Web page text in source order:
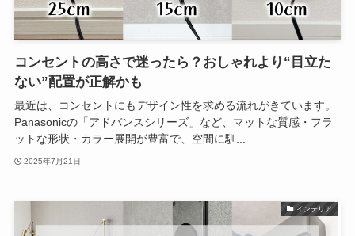
コンセントの高さで迷ったら？おしゃれより“目立た
ない”配置が正解かも
最近は、コンセントにもデザイン性を求める流れがきています。
Panasonicの「アドバンスシリーズ」など、マットな質感・フラ
ットな形状・カラー展開が豊富で、空間に馴...
2025年7月21日
インテリア